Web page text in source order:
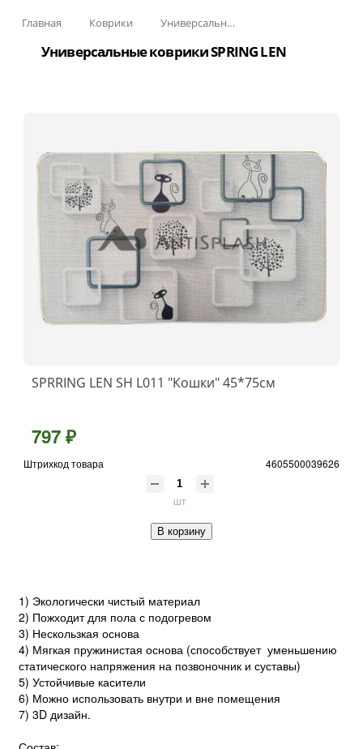
Главная Коврики Универсальные коврики
Универсальные коврики SPRING LEN
SPRRING LEN SH L011 "Кошки" 45*75см
797 ₽
Штрихкод товара 4605500039626
шт
В корзину
1) Экологически чистый материал
2) Пожходит для пола с подогревом
3) Нескользкая основа
4) Мягкая пружинистая основа (способствует уменьшению
статического напряжения на позвоночник и суставы)
5) Устойчивые касители
6) Можно использовать внутри и вне помещения
7) 3D дизайн.